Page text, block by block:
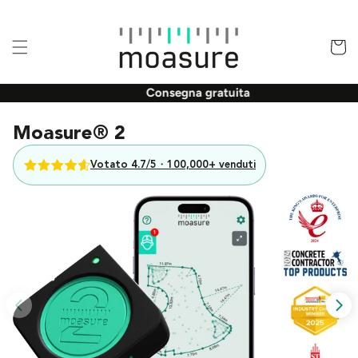
Carrello
Consegna gratuita
Moasure® 2
Votato 4.7/5・100,000+ venduti